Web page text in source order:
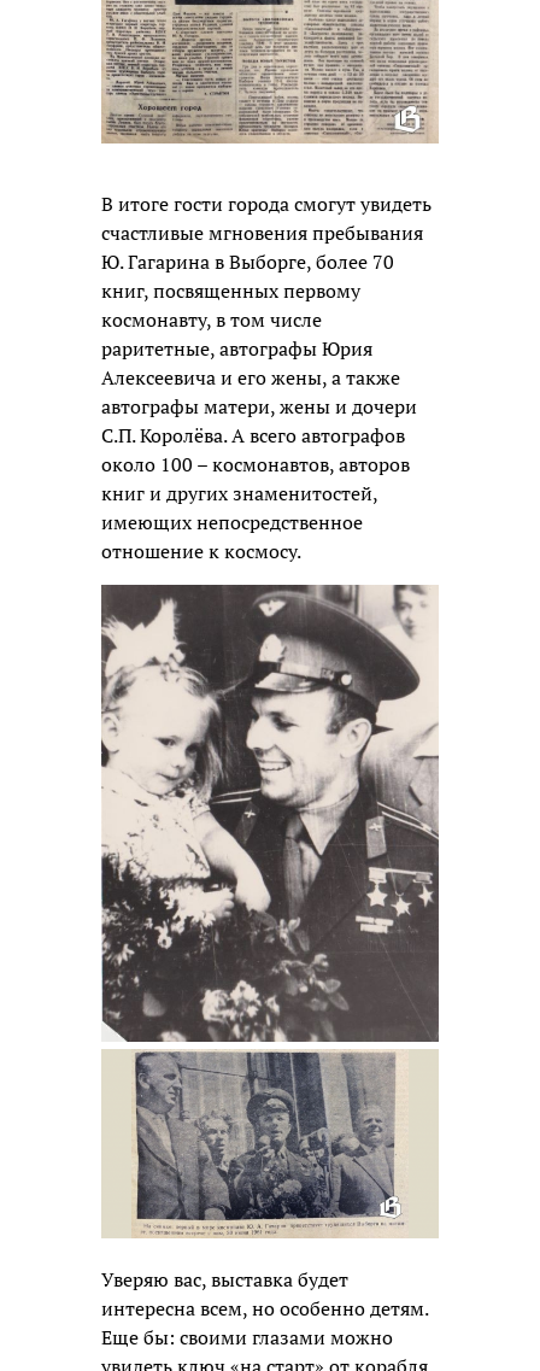
В итоге гости города смогут увидеть
счастливые мгновения пребывания
Ю. Гагарина в Выборге, более 70
книг, посвященных первому
космонавту, в том числе
раритетные, автографы Юрия
Алексеевича и его жены, а также
автографы матери, жены и дочери
С.П. Королёва. А всего автографов
около 100 – космонавтов, авторов
книг и других знаменитостей,
имеющих непосредственное
отношение к космосу.
Уверяю вас, выставка будет
интересна всем, но особенно детям.
Еще бы: своими глазами можно